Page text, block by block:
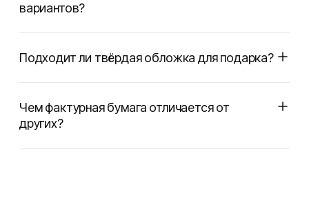
вариантов?
Подходит ли твёрдая обложка для подарка?
Чем фактурная бумага отличается от
других?